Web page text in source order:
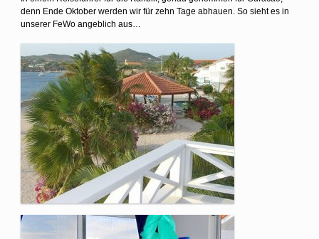
denn Ende Oktober werden wir für zehn Tage abhauen. So sieht es in
unserer FeWo angeblich aus…